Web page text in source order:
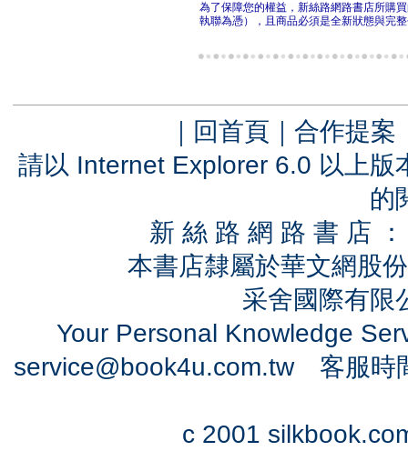
為了保障您的權益，新絲路網路書店所購
執聯為憑），且商品必須是全新狀態與完
｜ 回首頁 ｜ 合作提案
請以 Internet Explorer 6.0 以上
的
新 絲 路 網 路 書 店
本書店隸屬於華文網股
采舍國際有
Your Personal Knowledge
service@book4u.com.tw客服時
c 2001